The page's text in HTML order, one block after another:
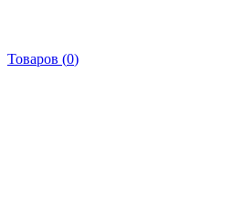
Товаров (0)